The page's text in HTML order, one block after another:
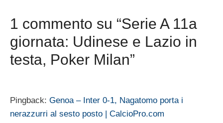
1 commento su “Serie A 11a
giornata: Udinese e Lazio in
testa, Poker Milan”
Pingback: Genoa – Inter 0-1, Nagatomo porta i
nerazzurri al sesto posto | CalcioPro.com